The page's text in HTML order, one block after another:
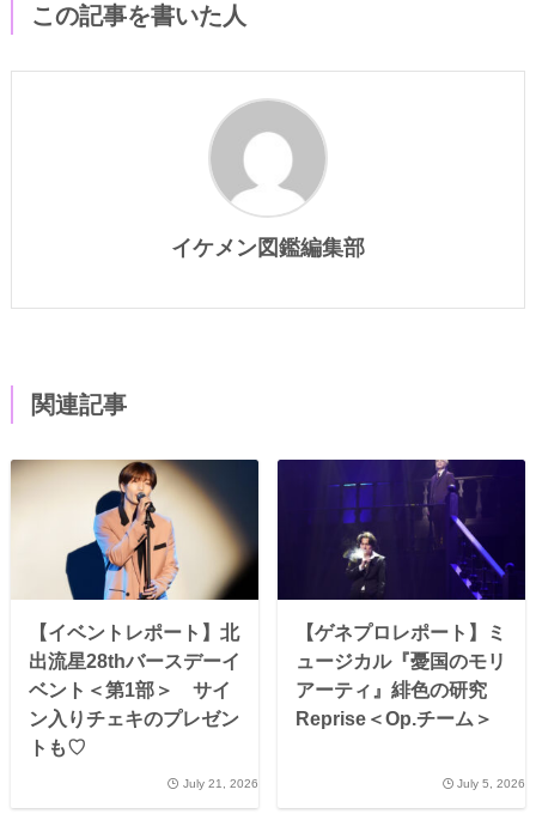
この記事を書いた人
イケメン図鑑編集部
関連記事
【イベントレポート】北
出流星28thバースデーイ
ベント＜第1部＞ サイ
ン入りチェキのプレゼン
トも♡
July 21, 2026
【ゲネプロレポート】ミ
ュージカル『憂国のモリ
アーティ』緋色の研究
Reprise＜Op.チーム＞
July 5, 2026